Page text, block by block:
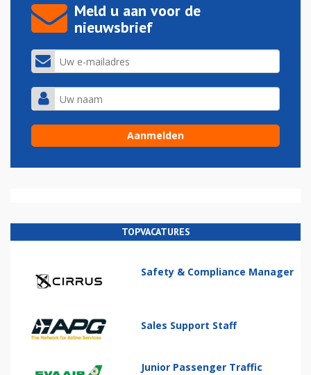
Meld u aan voor de
nieuwsbrief
TOPVACATURES
Safety & Compliance Manager
Sales Support Staff
Junior Passenger Traffic